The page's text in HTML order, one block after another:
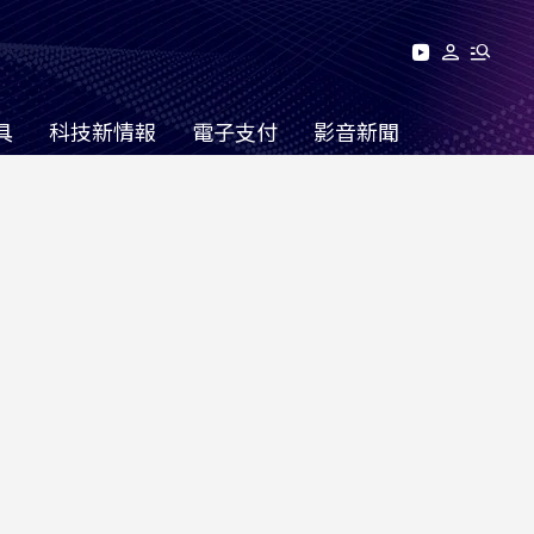
科技新情報 電子支付 影音新聞